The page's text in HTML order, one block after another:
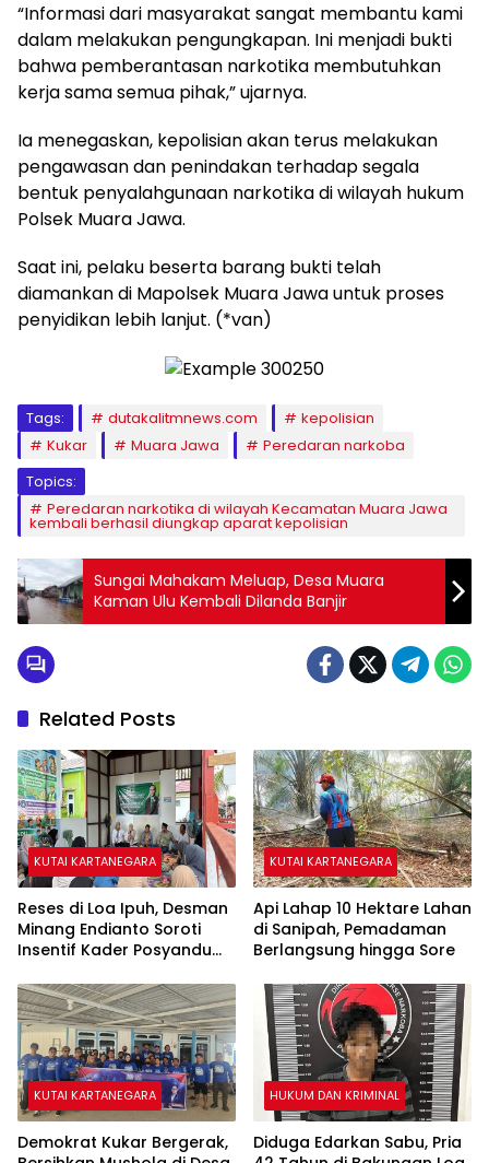
“Informasi dari masyarakat sangat membantu kami
dalam melakukan pengungkapan. Ini menjadi bukti
bahwa pemberantasan narkotika membutuhkan
kerja sama semua pihak,” ujarnya.
Ia menegaskan, kepolisian akan terus melakukan
pengawasan dan penindakan terhadap segala
bentuk penyalahgunaan narkotika di wilayah hukum
Polsek Muara Jawa.
Saat ini, pelaku beserta barang bukti telah
diamankan di Mapolsek Muara Jawa untuk proses
penyidikan lebih lanjut. (*van)
Tags: dutakalitmnews.com
kepolisian
Kukar
Muara Jawa
Peredaran narkoba
Topics:
Peredaran narkotika di wilayah Kecamatan Muara Jawa
kembali berhasil diungkap aparat kepolisian
Sungai Mahakam Meluap, Desa Muara
Kaman Ulu Kembali Dilanda Banjir
Related Posts
KUTAI KARTANEGARA
Reses di Loa Ipuh, Desman
Minang Endianto Soroti
Insentif Kader Posyandu
KUTAI KARTANEGARA
Api Lahap 10 Hektare Lahan
di Sanipah, Pemadaman
Berlangsung hingga Sore
KUTAI KARTANEGARA
Demokrat Kukar Bergerak,
HUKUM DAN KRIMINAL
Diduga Edarkan Sabu, Pria